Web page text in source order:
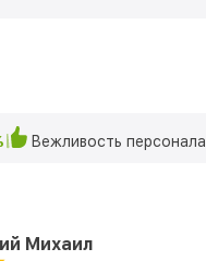
Вежливость персонала
Михаил